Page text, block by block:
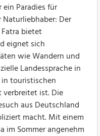
Paradies für
Der
bietet
eignet sich
wie Wandern und
Landessprache in
touristischen
ist. Die
aus Deutschland
macht. Mit einem
im Sommer angenehm